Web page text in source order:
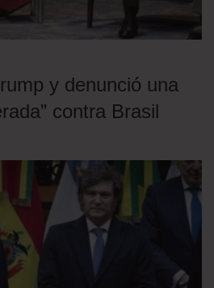
y denunció una
contra Brasil